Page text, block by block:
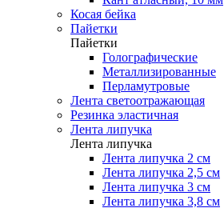
Косая бейка
Пайетки
Пайетки
Голографические
Металлизированные
Перламутровые
Лента светоотражающая
Резинка эластичная
Лента липучка
Лента липучка
Лента липучка 2 см
Лента липучка 2,5 см
Лента липучка 3 см
Лента липучка 3,8 см